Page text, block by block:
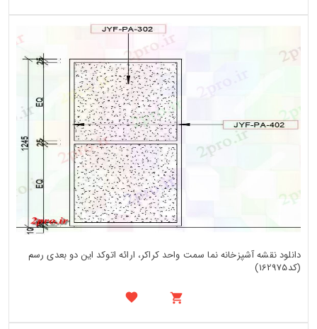
دانلود نقشه آشپزخانه نما سمت واحد کراکر، ارائه اتوکد این دو بعدی رسم
(کد162975)